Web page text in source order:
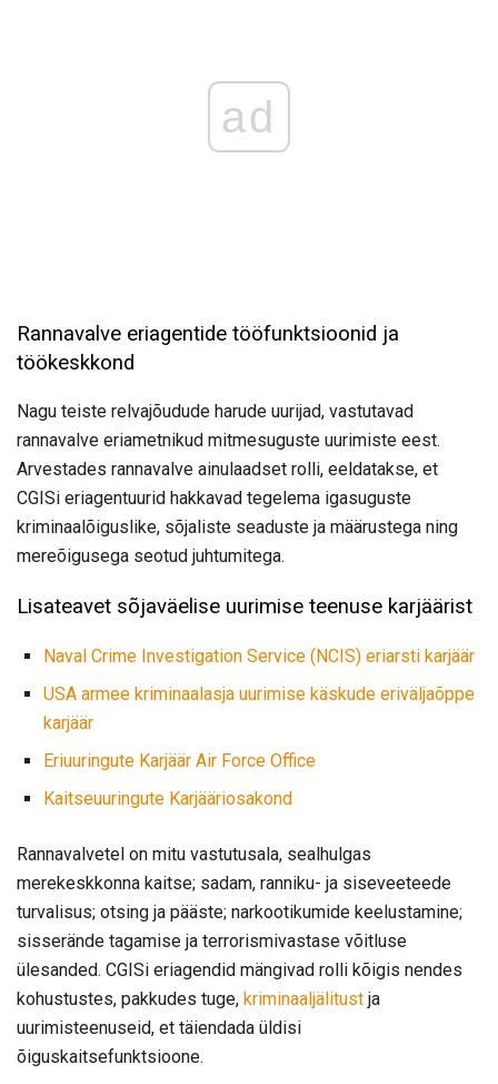
ad
Rannavalve eriagentide tööfunktsioonid ja
töökeskkond
Nagu teiste relvajõudude harude uurijad, vastutavad
rannavalve eriametnikud mitmesuguste uurimiste eest.
Arvestades rannavalve ainulaadset rolli, eeldatakse, et
CGISi eriagentuurid hakkavad tegelema igasuguste
kriminaalõiguslike, sõjaliste seaduste ja määrustega ning
mereõigusega seotud juhtumitega.
Lisateavet sõjaväelise uurimise teenuse karjäärist
Naval Crime Investigation Service (NCIS) eriarsti karjäär
USA armee kriminaalasja uurimise käskude eriväljaõppe
karjäär
Eriuuringute Karjäär Air Force Office
Kaitseuuringute Karjääriosakond
Rannavalvetel on mitu vastutusala, sealhulgas
merekeskkonna kaitse; sadam, ranniku- ja siseveeteede
turvalisus; otsing ja pääste; narkootikumide keelustamine;
sisserände tagamise ja terrorismivastase võitluse
ülesanded. CGISi eriagendid mängivad rolli kõigis nendes
kohustustes, pakkudes tuge, kriminaaljälitust ja
uurimisteenuseid, et täiendada üldisi
õiguskaitsefunktsioone.